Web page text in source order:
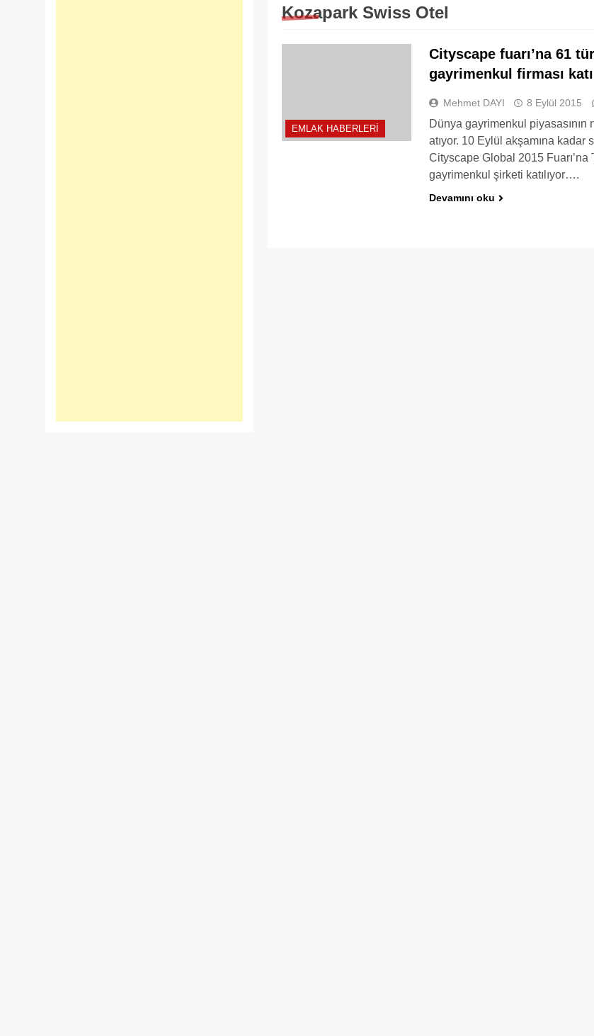
Kozapark Swiss Otel
EMLAK HABERLERI
Cityscape fuarı’na 61
gayrimenkul firması
Mehmet DAYI 8 Eylül 2015
Dünya gayrimenkul piyasasının
atıyor. 10 Eylül akşamına kadar
Cityscape Global 2015 Fuarı’na
gayrimenkul şirketi katılıyor….
Devamını oku